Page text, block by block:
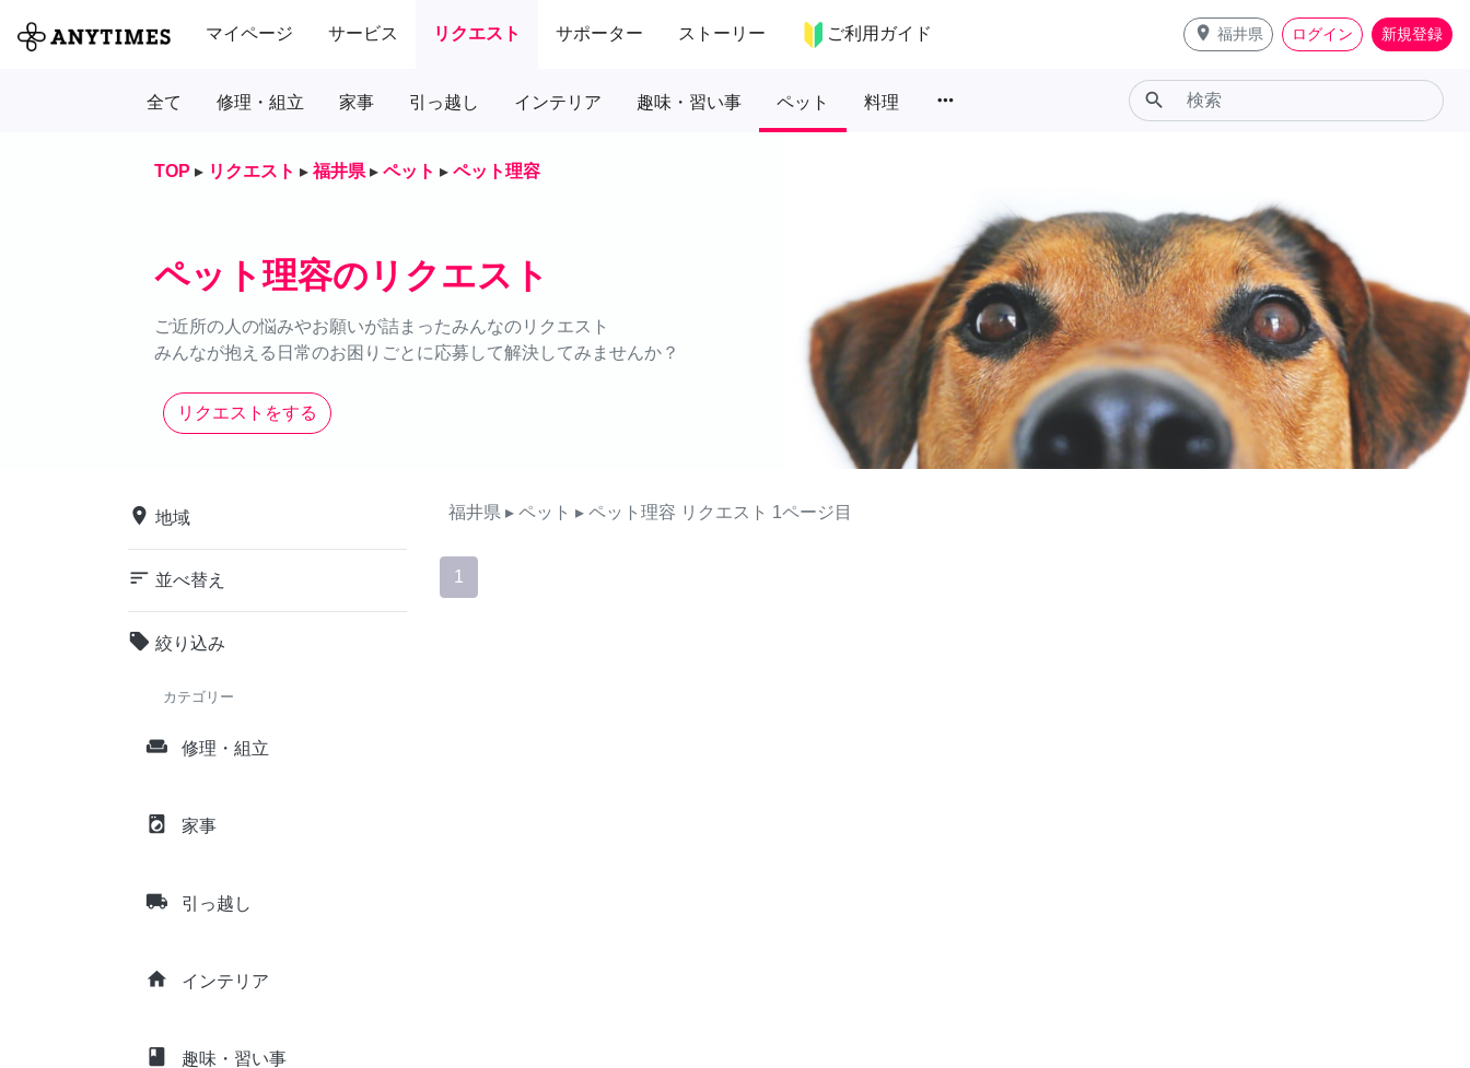
マイページ サービス リクエスト サポーター ストーリー ご利用ガイド place 福井県 ログイン 新規登録
全て 修理・組立 家事 引っ越し インテリア 趣味・習い事 ペット 料理 more_horiz search
TOP ▸ リクエスト ▸ 福井県 ▸ ペット ▸ ペット理容
ペット理容のリクエスト
ご近所の人の悩みやお願いが詰まったみんなのリクエスト
みんなが抱える日常のお困りごとに応募して解決してみませんか？
リクエストをする
place 地域
sort 並べ替え
local_offer 絞り込み
カテゴリー
weekend 修理・組立
local_laundry_service 家事
local_shipping 引っ越し
home インテリア
class 趣味・習い事
福井県 ▸ ペット ▸ ペット理容 リクエスト 1ページ目
1